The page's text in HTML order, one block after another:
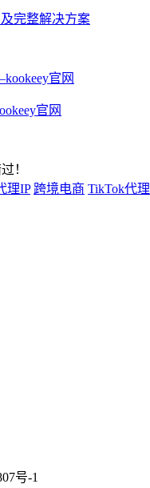
及完整解决方案
官网
理IP 跨境电商 TikTok代理
号-1